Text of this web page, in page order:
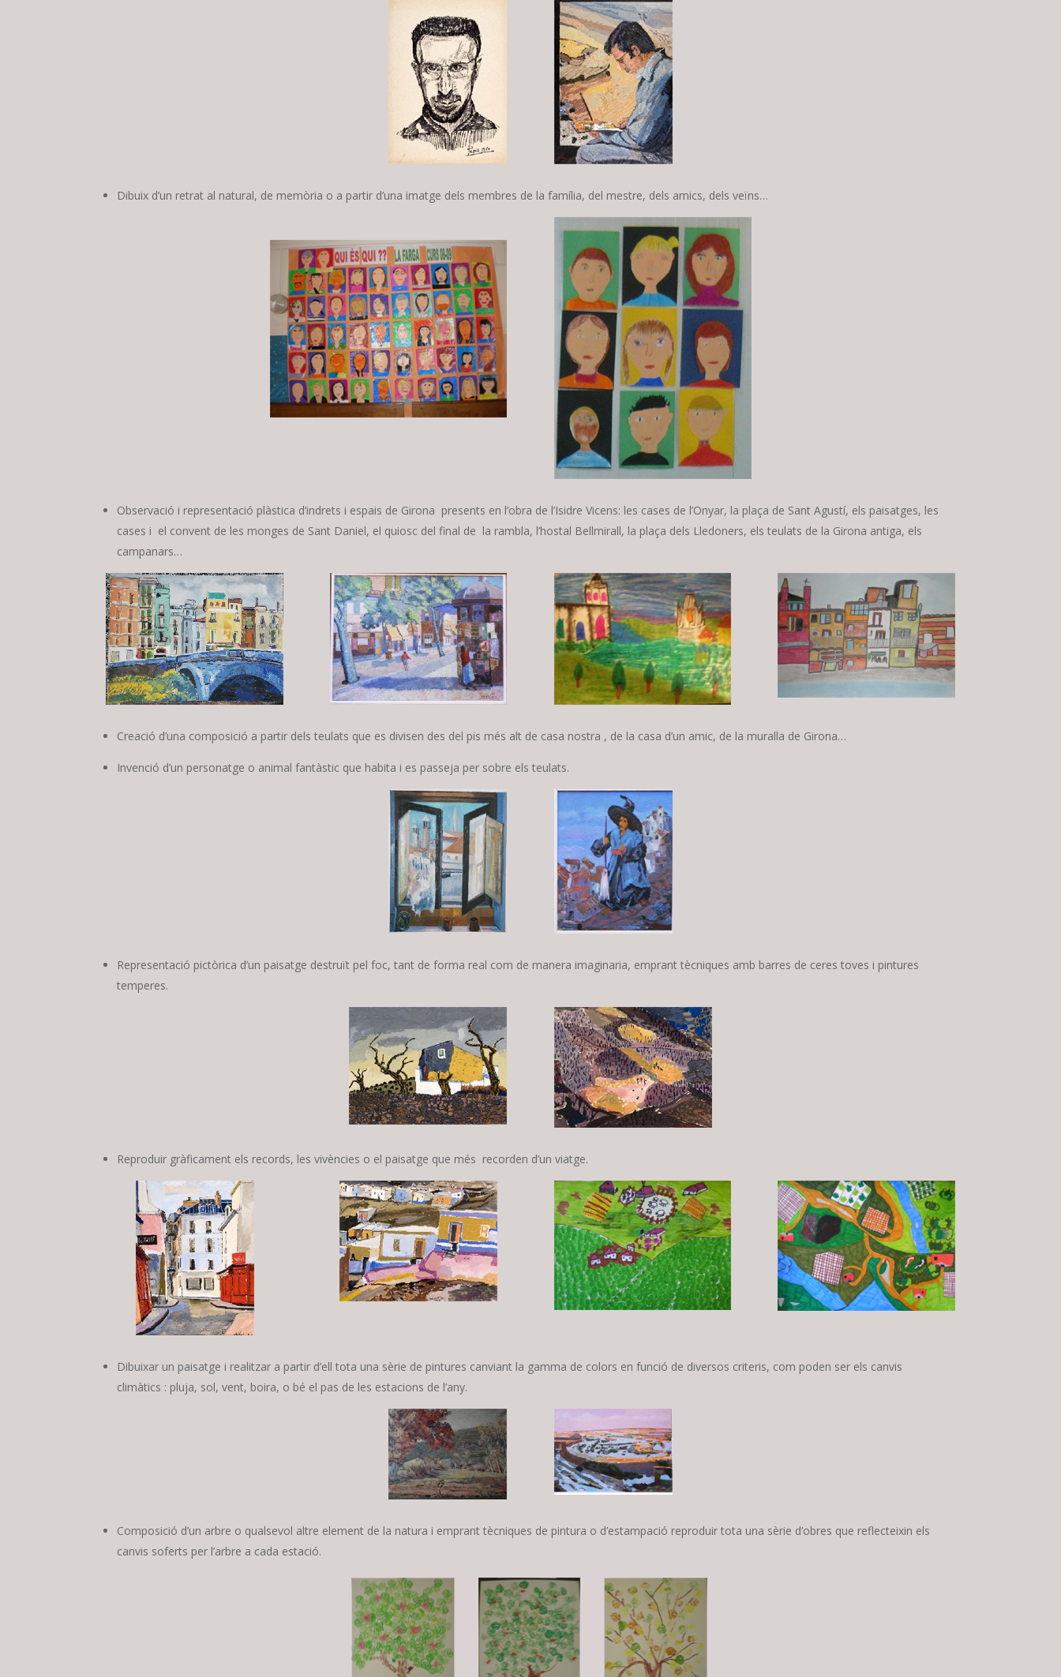
Dibuix d’un retrat al natural, de memòria o a partir d’una imatge dels membres de la família, del mestre, dels amics, dels veïns…
Observació i representació plàstica d’indrets i espais de Girona presents en l’obra de l’Isidre Vicens: les cases de l’Onyar, la plaça de Sant Agustí, els paisatges, les
cases i el convent de les monges de Sant Daniel, el quiosc del final de la rambla, l’hostal Bellmirall, la plaça dels Lledoners, els teulats de la Girona antiga, els
campanars…
Creació d’una composició a partir dels teulats que es divisen des del pis més alt de casa nostra , de la casa d’un amic, de la muralla de Girona…
Invenció d’un personatge o animal fantàstic que habita i es passeja per sobre els teulats.
Representació pictòrica d’un paisatge destruït pel foc, tant de forma real com de manera imaginaria, emprant tècniques amb barres de ceres toves i pintures
temperes.
Reproduir gràficament els records, les vivències o el paisatge que més recorden d’un viatge.
Dibuixar un paisatge i realitzar a partir d’ell tota una sèrie de pintures canviant la gamma de colors en funció de diversos criteris, com poden ser els canvis
climàtics : pluja, sol, vent, boira, o bé el pas de les estacions de l’any.
Composició d’un arbre o qualsevol altre element de la natura i emprant tècniques de pintura o d’estampació reproduir tota una sèrie d’obres que reflecteixin els
canvis soferts per l’arbre a cada estació.